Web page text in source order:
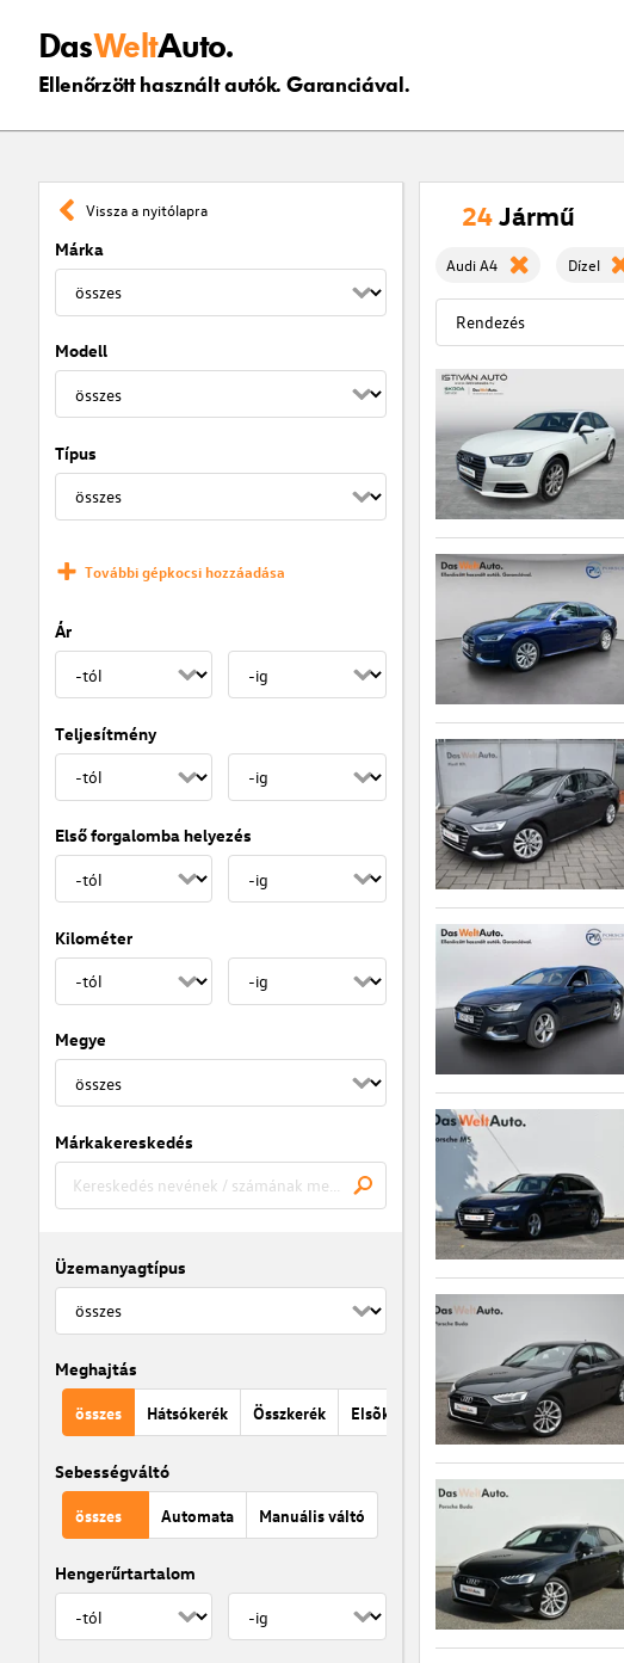
DasWeltAuto.
Ellenőrzött használt autók. Garanciával.
Vissza a nyitólapra
Márka
Modell
Típus
További gépkocsi hozzáadása
Ár
Teljesítmény
Első forgalomba helyezés
Kilométer
Megye
Márkakereskedés
Üzemanyagtípus
Meghajtás
összes Hátsókerék Összkerék Elsõkerék
Sebességváltó
összes Automata Manuális váltó
Hengerűrtartalom
24Jármű
Audi A4 Dízel